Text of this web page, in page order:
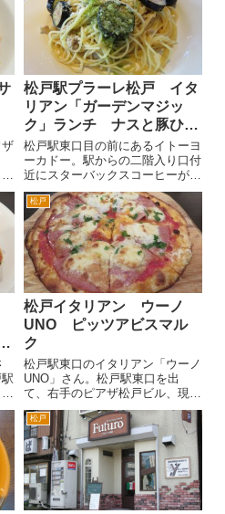
スタやピザとかがメインだけど、
必ずしてもイタリア料理だけと
い...
松戸駅プラーレ松戸 イタ
リアン「ガーデンマジッ
ク」ランチ ナスと豚ひき
肉のジェノベーゼ
松戸駅東口目の前にあるイトーヨ
ーカドー。駅からの二階入り口付
近にスターバックスコーヒーがオ
ープンしました。スターバックス
コーヒー プラーレ松戸店です。
松戸駅周辺のスタバは、アトレ松
戸店につづいて2店舗目です。
ちなみに柏駅は、東口前の丸井...
松戸
松戸イタリアン ウーノ
UNO ピッツアビスマル
ク
松戸駅東口のイタリアン「ウーノ
UNO」さん。松戸駅東口を出
て、右手のピアザ松戸ビル、現在
はブックオフやマクドナルド、吉
野家が入っているビル、の脇の路
地を歩いていくとすぐ突き当りに
あります。駅から徒歩1分ぐらい
です。本、DVD屋さんの二階で
す...
松戸